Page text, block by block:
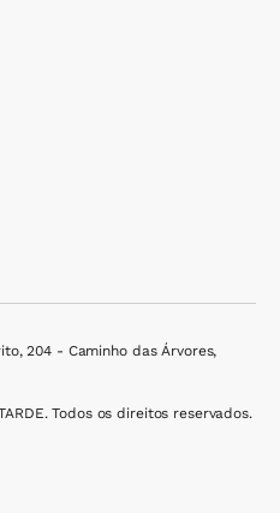
204 - Caminho das Árvores,
Todos os direitos reservados.